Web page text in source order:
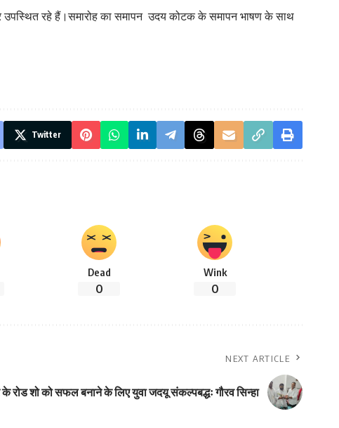
उपस्थित रहे हैं।समारोह का समापन उदय कोटक के समापन भाषण के साथ
Twitter
Dead
0
Wink
0
NEXT ARTICLE
के रोड शो को सफल बनाने के लिए युवा जदयू संकल्पबद्धः गौरव सिन्हा